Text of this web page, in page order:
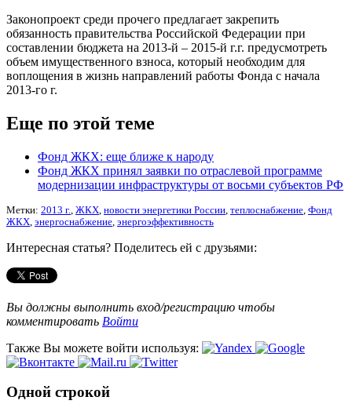
Законопроект среди прочего предлагает закрепить
обязанность правительства Российской Федерации при
составлении бюджета на 2013-й – 2015-й г.г. предусмотреть
объем имущественного взноса, который необходим для
воплощения в жизнь направлений работы Фонда с начала
2013-го г.
Еще по этой теме
Фонд ЖКХ: еще ближе к народу
Фонд ЖКХ принял заявки по отраслевой программе
модернизации инфраструктуры от восьми субъектов РФ
Метки: 2013 г. ЖКХ новости энергетики России теплоснабжение Фонд
ЖКХ энергоснабжение энергоэффективность
Интересная статья? Поделитесь ей с друзьями:
Вы должны выполнить вход/регистрацию чтобы
комментировать Войти
Также Вы можете войти используя:
Одной строкой